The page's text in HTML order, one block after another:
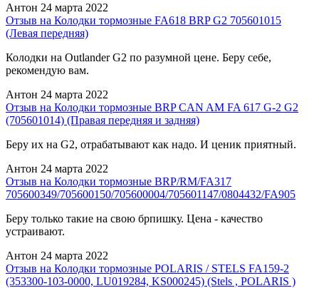
Антон 24 марта 2022
Отзыв на Колодки тормозные FA618 BRP G2 705601015
(Левая передняя)
Колодки на Outlander G2 по разумной цене. Беру себе,
рекомендую вам.
Антон 24 марта 2022
Отзыв на Колодки тормозные BRP CAN AM FA 617 G-2 G2
(705601014) (Правая передняя и задняя)
Беру их на G2, отрабатывают как надо. И ценик приятный.
Антон 24 марта 2022
Отзыв на Колодки тормозные BRP/RM/FA317
705600349/705600150/705600004/705601147/0804432/FA905
Беру только такие на свою брпишку. Цена - качество
устраивают.
Антон 24 марта 2022
Отзыв на Колодки тормозные POLARIS / STELS FA159-2
(353300-103-0000, LU019284, KS000245) (Stels , POLARIS )